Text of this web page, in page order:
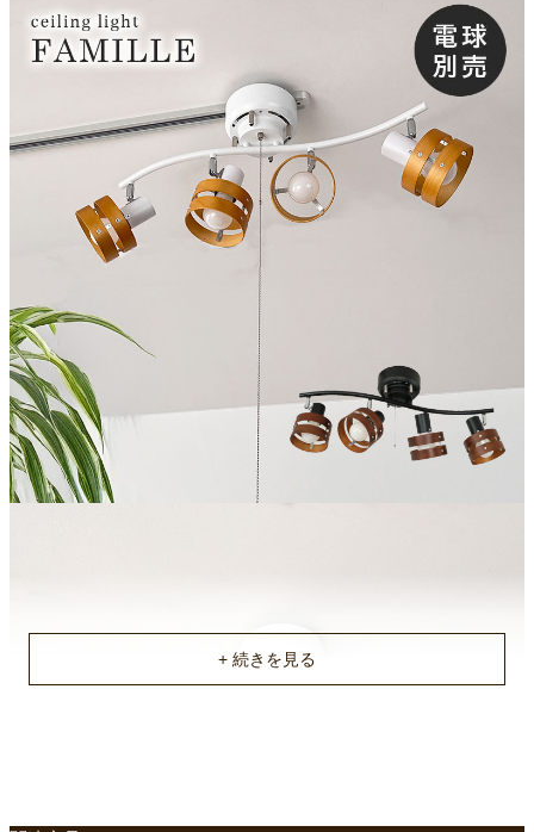
タワー
口金
E26（電球別売り）
60W（ワット）x4
木、スチール
原産国
中国